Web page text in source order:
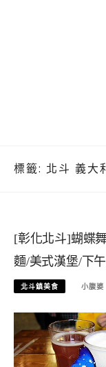
標籤: 北斗 義大
[彰化北斗]蝴蝶
麵/美式漢堡/下
北斗鎮美食 小腹婆